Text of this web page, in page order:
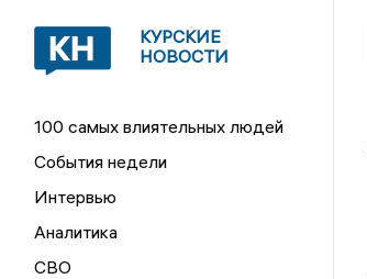
КУРСКИЕ
НОВОСТИ
100 самых влиятельных людей
События недели
Интервью
Аналитика
СВО